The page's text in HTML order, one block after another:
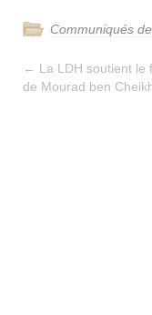
Communiqués
← La LDH soutient le
de Mourad ben